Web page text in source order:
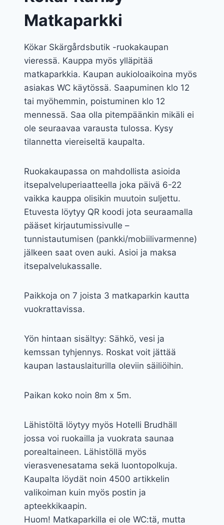
Matkaparkki
Kökar Skärgårdsbutik -ruokakaupan
vieressä. Kauppa myös ylläpitää
matkaparkkia. Kaupan aukioloaikoina myös
asiakas WC käytössä. Saapuminen klo 12
tai myöhemmin, poistuminen klo 12
mennessä. Saa olla pitempäänkin mikäli ei
ole seuraavaa varausta tulossa. Kysy
tilannetta viereiseltä kaupalta.
Ruokakaupassa on mahdollista asioida
itsepalveluperiaatteella joka päivä 6-22
vaikka kauppa olisikin muutoin suljettu.
Etuvesta löytyy QR koodi jota seuraamalla
pääset kirjautumissivulle –
tunnistautumisen (pankki/mobiilivarmenne)
jälkeen saat oven auki. Asioi ja maksa
itsepalvelukassalle.
Paikkoja on 7 joista 3 matkaparkin kautta
vuokrattavissa.
Yön hintaan sisältyy: Sähkö, vesi ja
kemssan tyhjennys. Roskat voit jättää
kaupan lastauslaiturilla oleviin säiliöihin.
Paikan koko noin 8m x 5m.
Lähistöltä löytyy myös Hotelli Brudhäll
jossa voi ruokailla ja vuokrata saunaa
porealtaineen. Lähistöllä myös
vierasvenesatama sekä luontopolkuja.
Kaupalta löydät noin 4500 artikkelin
valikoiman kuin myös postin ja
apteekkikaapin.
Huom! Matkaparkilla ei ole WC:tä, mutta